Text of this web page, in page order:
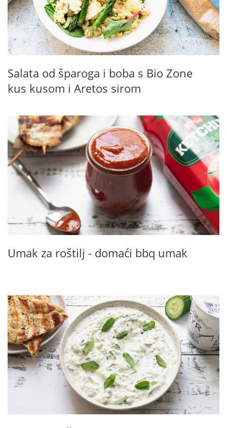
Salata od šparoga i boba s Bio Zone
kus kusom i Aretos sirom
Umak za roštilj - domaći bbq umak